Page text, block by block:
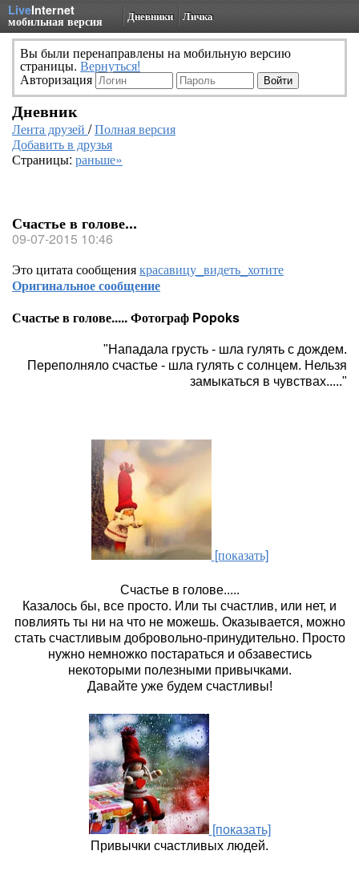
LiveInternet
мобильная версия Дневники Личка
Вы были перенаправлены на мобильную версию
страницы. Вернуться!
Авторизация
Дневник
Лента друзей /Полная версия
Добавить в друзья
Страницы: раньше»
Счастье в голове...
09-07-2015 10:46
Это цитата сообщениякрасавицу_видеть_хотите
Оригинальное сообщение
Счастье в голове..... Фотограф Popoks
"Нападала грусть - шла гулять с дождем.
Переполняло счастье - шла гулять с солнцем. Нельзя
замыкаться в чувствах....."
[показать]
Счастье в голове.....
Казалось бы, все просто. Или ты счастлив, или нет, и
повлиять ты ни на что не можешь. Оказывается, можно
стать счастливым добровольно-принудительно. Просто
нужно немножко постараться и обзавестись
некоторыми полезными привычками.
Давайте уже будем счастливы!
[показать]
Привычки счастливых людей.